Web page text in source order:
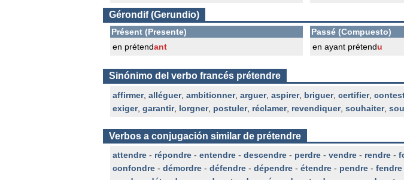
Gérondif (Gerundio)
Présent (Presente)
en prétendant
Passé (Compuesto)
en ayant prétendu
Sinónimo del verbo francés prétendre
affirmer, alléguer, ambitionner, arguer, aspirer, briguer, certifier,
exiger, garantir, lorgner, postuler, réclamer, revendiquer, souhaiter,
Verbos a conjugación similar de prétendre
attendre - répondre - entendre - descendre - perdre - vendre - rendre -
confondre - démordre - défendre - dépendre - étendre - pendre - fendre